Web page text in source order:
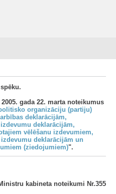
gada 22. marta noteikumus
organizāciju (partiju)
deklarācijām,
deklarācijām,
vēlēšanu izdevumiem,
deklarācijām un
(ziedojumiem)".
kabineta noteikumi Nr.355